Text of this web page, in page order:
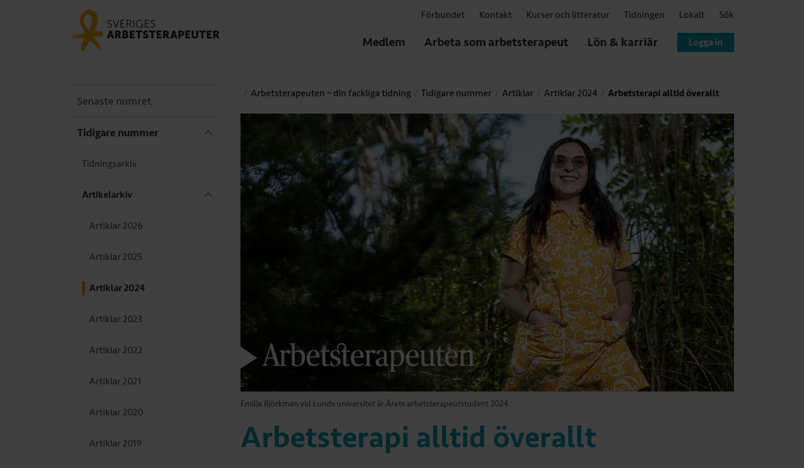
Förbundet Kontakt Kurser och litteratur Tidningen Lokalt Sök
Medlem Arbeta som arbetsterapeut Lön & karriär Logga in
Senaste numret
Tidigare nummer
Tidningsarkiv
Artikelarkiv
Artiklar 2026
Artiklar 2025
Artiklar 2024
Artiklar 2023
Artiklar 2022
Artiklar 2021
Artiklar 2020
Artiklar 2019
Arbetsterapeuten – din fackliga tidning Tidigare nummer Artiklar Artiklar 2024 Arbetsterapi alltid överallt
Emilia Björkman vid Lunds universitet är Årets arbetsterapeutstudent 2024.
Arbetsterapi alltid överallt